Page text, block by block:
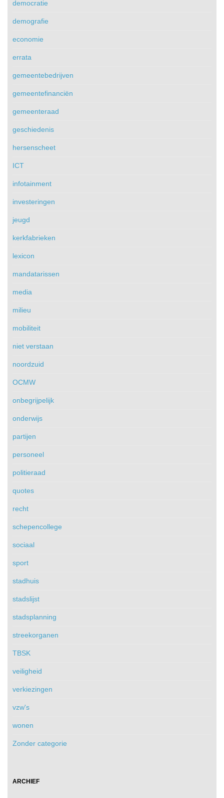
democratie
demografie
economie
errata
gemeentebedrijven
gemeentefinanciën
gemeenteraad
geschiedenis
hersenscheet
ICT
infotainment
investeringen
jeugd
kerkfabrieken
lexicon
mandatarissen
media
milieu
mobiliteit
niet verstaan
noordzuid
OCMW
onbegrijpelijk
onderwijs
partijen
personeel
politieraad
quotes
recht
schepencollege
sociaal
sport
stadhuis
stadslijst
stadsplanning
streekorganen
TBSK
veiligheid
verkiezingen
vzw's
wonen
Zonder categorie
ARCHIEF